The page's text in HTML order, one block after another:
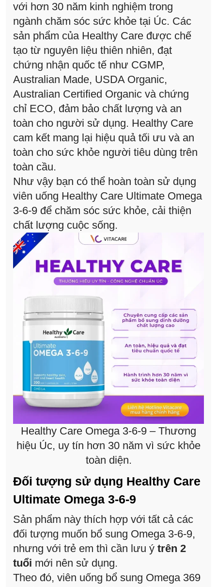
với hơn 30 năm kinh nghiệm trong
ngành chăm sóc sức khỏe tại Úc. Các
sản phẩm của Healthy Care được chế
tạo từ nguyên liệu thiên nhiên, đạt
chứng nhận quốc tế như CGMP,
Australian Made, USDA Organic,
Australian Certified Organic và chứng
chỉ ECO, đảm bảo chất lượng và an
toàn cho người sử dụng. Healthy Care
cam kết mang lại hiệu quả tối ưu và an
toàn cho sức khỏe người tiêu dùng trên
toàn cầu.
Như vậy bạn có thể hoàn toàn sử dụng
viên uống Healthy Care Ultimate Omega
3-6-9 để chăm sóc sức khỏe, cải thiện
chất lượng cuộc sống.
Healthy Care Omega 3-6-9 – Thương
hiệu Úc, uy tín hơn 30 năm vì sức khỏe
toàn diện.
Đối tượng sử dụng Healthy Care
Ultimate Omega 3-6-9
Sản phẩm này thích hợp với tất cả các
đối tượng muốn bổ sung Omega 3-6-9,
nhưng với trẻ em thì cần lưu ý trên 2
tuổi mới nên sử dụng.
Theo đó, viên uống bổ sung Omega 369